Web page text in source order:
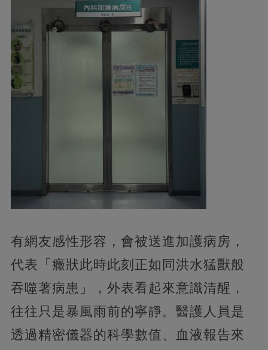
有網友感性形容，會被送進加護病房，
代表「癥狀此時此刻正如同洪水猛獸般
吞噬著病患」，外表看起來意識清醒，
往往只是暴風雨前的寧靜。醫護人員是
透過精密儀器的科學數值、血液報告來